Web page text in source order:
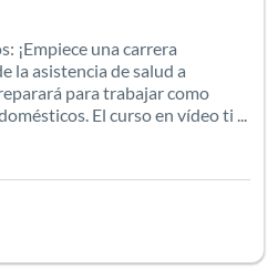
¡Empiece una carrera
la asistencia de salud a
para trabajar como
El curso en vídeo ti ...